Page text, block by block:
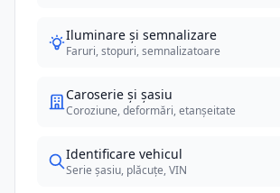
Iluminare și semnalizare
Faruri, stopuri, semnalizatoare
Caroserie și șasiu
Coroziune, deformări, etanșeitate
Identificare vehicul
Serie șasiu, plăcuțe, VIN